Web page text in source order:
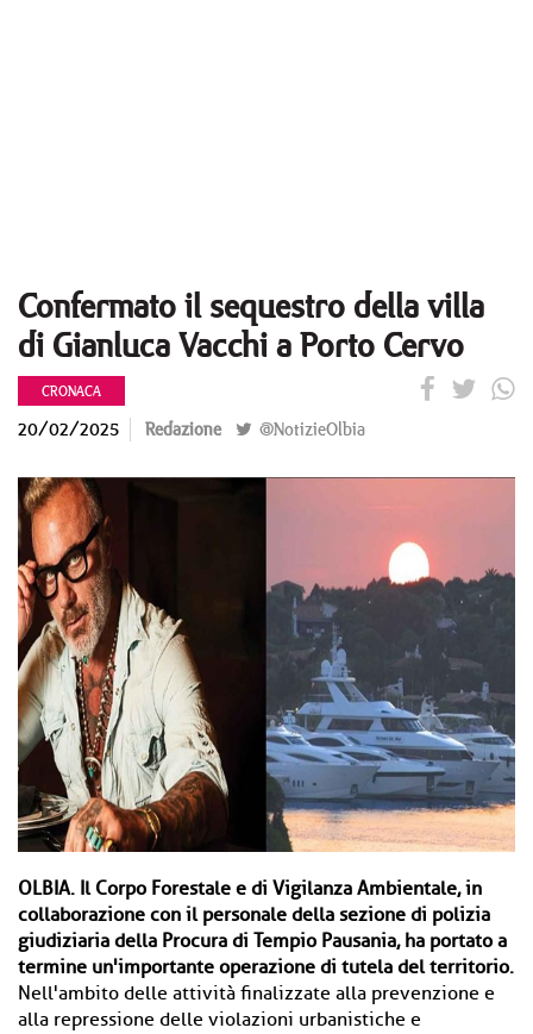
Confermato il sequestro della villa
di Gianluca Vacchi a Porto Cervo
CRONACA
20/02/2025 Redazione @NotizieOlbia
OLBIA. Il Corpo Forestale e di Vigilanza Ambientale, in
collaborazione con il personale della sezione di polizia
giudiziaria della Procura di Tempio Pausania, ha portato a
termine un'importante operazione di tutela del territorio.
Nell'ambito delle attività finalizzate alla prevenzione e
alla repressione delle violazioni urbanistiche e